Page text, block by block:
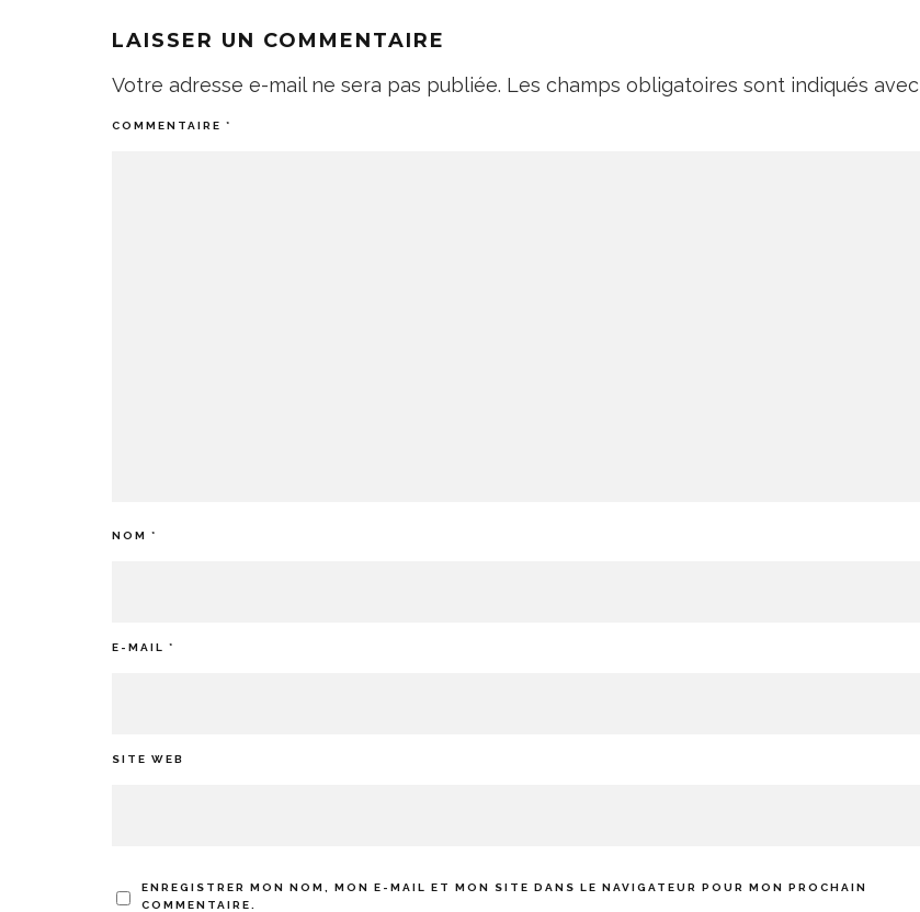
LAISSER UN COMMENTAIRE
Votre adresse e-mail ne sera pas publiée. Les champs obligatoires sont indiqués avec
COMMENTAIRE *
NOM *
E-MAIL *
SITE WEB
ENREGISTRER MON NOM, MON E-MAIL ET MON SITE DANS LE NAVIGATEUR POUR MON PROCHAIN
COMMENTAIRE.